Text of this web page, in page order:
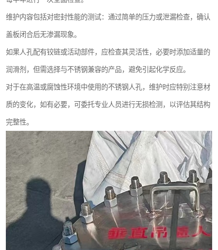
维护内容包括对密封性能的测试：通过简单的压力或泄漏检查，确认
盖板闭合后无渗漏现象。
如果人孔配有铰链或活动部件，应检查其灵活性，必要时添加适量的
润滑剂，但需选择与不锈钢兼容的产品，避免引起化学反应。
对于在高温或腐蚀性环境中使用的不锈钢人孔，维护时应特别注意材
质的变化，如有必要，可委托专业人员进行无损检测，以评估其结构
完整性。